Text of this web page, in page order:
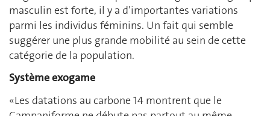
masculin est forte, il y a d’importantes variations
parmi les individus féminins. Un fait qui semble
suggérer une plus grande mobilité au sein de cette
catégorie de la population.
Système exogame
«Les datations au carbone 14 montrent que le